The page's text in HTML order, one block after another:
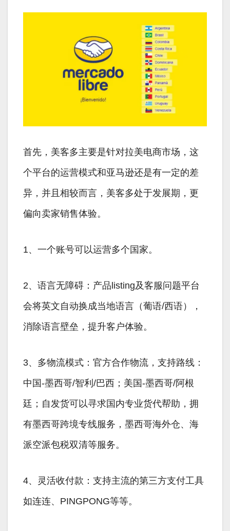
首先，美客多主要是针对拉美电商市场，这
个平台的运营模式和亚马逊还是有一定的差
异，并且相较而言，美客多处于发展期，更
偏向卖家销售体验。
1、一个账号可以运营多个国家。
2、语言无障碍：产品listing及客服问题平台
会将英文自动换成当地语言（葡语/西语），
消除语言壁垒，提升客户体验。
3、多物流模式：官方合作物流，支持路线：
中国-墨西哥/智利/巴西；美国-墨西哥/阿根
廷；自发货可以寻求国内专业货代帮助，拥
有墨西哥跨境专线服务，墨西哥海外仓、海
派空派包税双清等服务。
4、灵活收付款：支持主流的第三方支付工具
如连连、PINGPONG等等。